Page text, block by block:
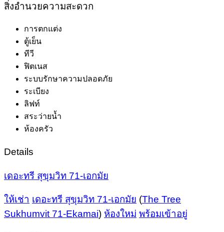
สิ่งอำนวยความสะดวก
การตกแต่ง
ตู้เย็น
ทีวี
ฟิตเนส
ระบบรักษาความปลอดภัย
ระเบียง
ลิฟท์
สระว่ายน้ำ
ห้องครัว
Details
เดอะทรี สุขุมวิท 71-เอกมัย
ให้เช่า เดอะทรี สุขุมวิท 71-เอกมัย (The Tree
Sukhumvit 71-Ekamai) ห้องใหม่ พร้อมเข้าอยู่